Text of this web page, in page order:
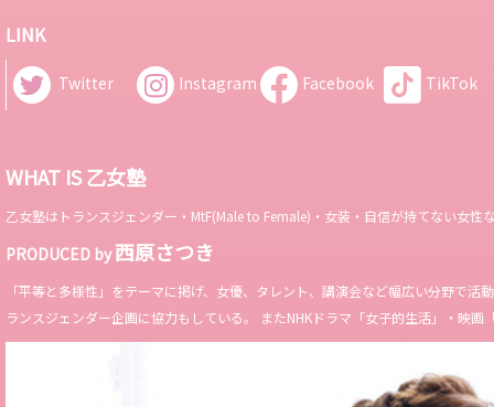
LINK
Twitter Instagram Facebook TikTok
WHAT IS 乙女塾
乙女塾はトランスジェンダー・MtF(Male to Female)・女装・自信が持てない女
PRODUCED by西原さつき
「平等と多様性」をテーマに掲げ、女優、タレント、講演会など幅広い分野で
ランスジェンダー企画に協力もしている。 またNHKドラマ「女子的生活」・映